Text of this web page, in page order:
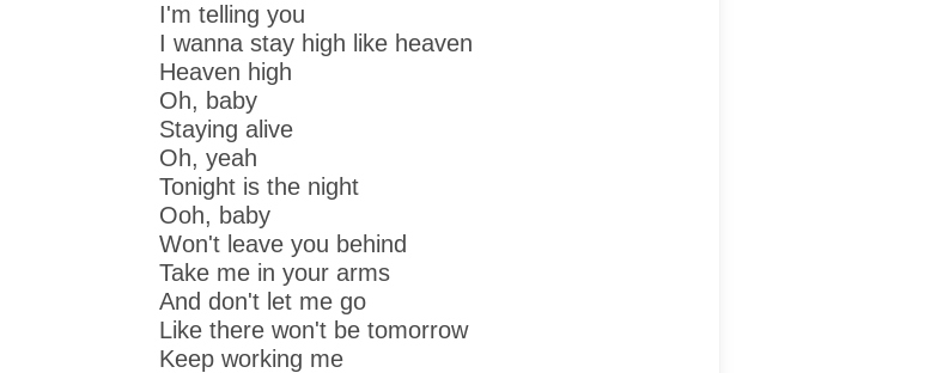
I'm telling you
I wanna stay high like heaven
Heaven high
Oh, baby
Staying alive
Oh, yeah
Tonight is the night
Ooh, baby
Won't leave you behind
Take me in your arms
And don't let me go
Like there won't be tomorrow
Keep working me